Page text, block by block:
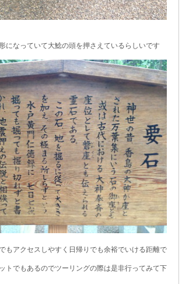
になっていて大鯰の頭を押さえているらしいです
もアクセスしやすく日帰りでも余裕でいける距離で
トでもあるのでツーリングの際は是非行ってみて下